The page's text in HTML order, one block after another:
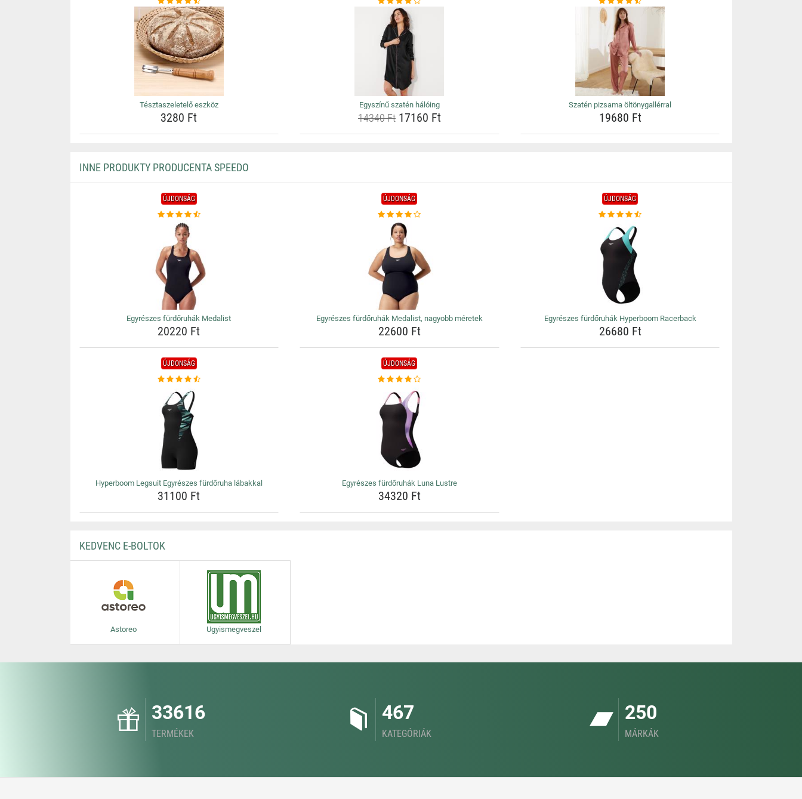
Tésztaszeletelő eszköz
3280 Ft
Egyszínű szatén hálóing
14340 Ft17160 Ft
Szatén pizsama öltönygallérral
19680 Ft
INNE PRODUKTY PRODUCENTA SPEEDO
ÚJDONSÁG
Egyrészes fürdőruhák Medalist
20220 Ft
ÚJDONSÁG
Egyrészes fürdőruhák Medalist, nagyobb méretek
22600 Ft
ÚJDONSÁG
Egyrészes fürdőruhák Hyperboom Racerback
26680 Ft
ÚJDONSÁG
Hyperboom Legsuit Egyrészes fürdőruha lábakkal
31100 Ft
ÚJDONSÁG
Egyrészes fürdőruhák Luna Lustre
34320 Ft
KEDVENC E-BOLTOK
Astoreo Ugyismegveszel
33616
TERMÉKEK
467
KATEGÓRIÁK
250
MÁRKÁK